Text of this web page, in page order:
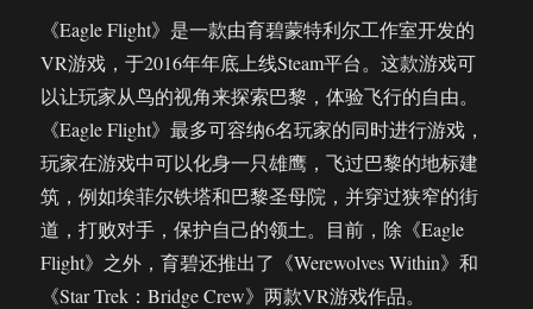
《Eagle Flight》是一款由育碧蒙特利尔工作室开发的
VR游戏，于2016年年底上线Steam平台。这款游戏可
以让玩家从鸟的视角来探索巴黎，体验飞行的自由。
《Eagle Flight》最多可容纳6名玩家的同时进行游戏，
玩家在游戏中可以化身一只雄鹰，飞过巴黎的地标建
筑，例如埃菲尔铁塔和巴黎圣母院，并穿过狭窄的街
道，打败对手，保护自己的领土。目前，除《Eagle
Flight》之外，育碧还推出了《Werewolves Within》和
《Star Trek：Bridge Crew》两款VR游戏作品。